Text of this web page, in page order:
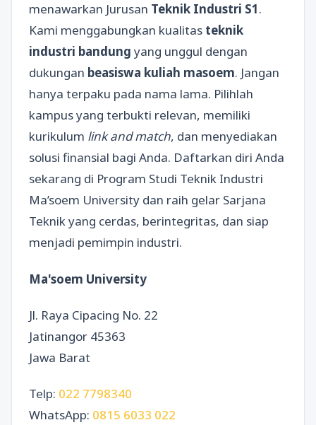
menawarkan Jurusan Teknik Industri S1.
Kami menggabungkan kualitas teknik
industri bandung yang unggul dengan
dukungan beasiswa kuliah masoem. Jangan
hanya terpaku pada nama lama. Pilihlah
kampus yang terbukti relevan, memiliki
kurikulum link and match, dan menyediakan
solusi finansial bagi Anda. Daftarkan diri Anda
sekarang di Program Studi Teknik Industri
Ma’soem University dan raih gelar Sarjana
Teknik yang cerdas, berintegritas, dan siap
menjadi pemimpin industri.
Ma'soem University
Jl. Raya Cipacing No. 22
Jatinangor 45363
Jawa Barat
Telp: 022 7798340
WhatsApp: 0815 6033 022